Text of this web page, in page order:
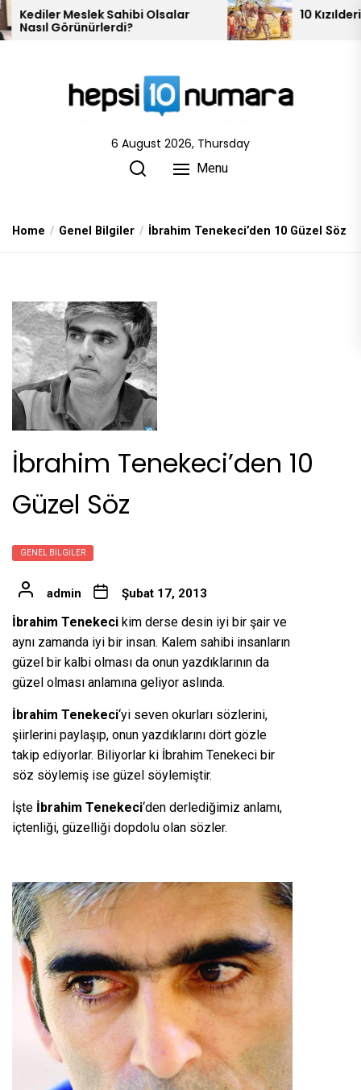
Skip
to
Olsalar
10 Kızılderili Kabilesi
6 August 2026, Thursday
Menu
Home Genel Bilgiler İbrahim Tenekeci’den 10 Güzel Söz
İbrahim Tenekeci’den 10
Güzel Söz
GENEL BILGILER
admin Şubat 17, 2013
İbrahim Tenekeci kim derse desin iyi bir şair ve
aynı zamanda iyi bir insan. Kalem sahibi insanların
güzel bir kalbi olması da onun yazdıklarının da
güzel olması anlamına geliyor aslında.
İbrahim Tenekeci‘yi seven okurları sözlerini,
şiirlerini paylaşıp, onun yazdıklarını dört gözle
takip ediyorlar. Biliyorlar ki İbrahim Tenekeci bir
söz söylemiş ise güzel söylemiştir.
İşte İbrahim Tenekeci‘den derlediğimiz anlamı,
içtenliği, güzelliği dopdolu olan sözler.